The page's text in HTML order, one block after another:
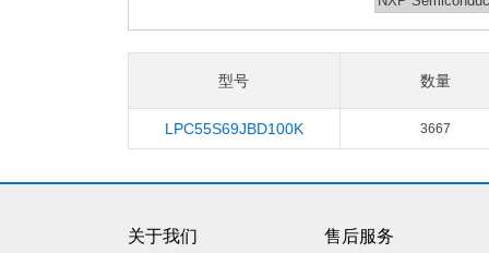
型号 数量
LPC55S69JBD100K 3667
关于我们 售后服务